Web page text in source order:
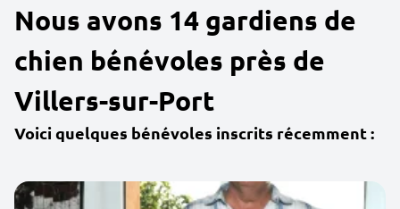
Nous avons 14 gardiens de
chien bénévoles près de
Villers-sur-Port
Voici quelques bénévoles inscrits récemment :